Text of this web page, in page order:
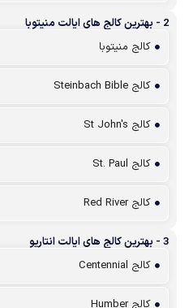
2 - بهترین کالج های ایالت منیتوبا
کالج منیتوبا
کالج Steinbach Bible
کالج St John's
کالج St. Paul
کالج Red River
3 - بهترین کالج های ایالت انتاریو
کالج Centennial